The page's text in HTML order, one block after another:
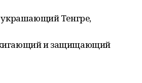
украшающий Тенгре,
и защищающий